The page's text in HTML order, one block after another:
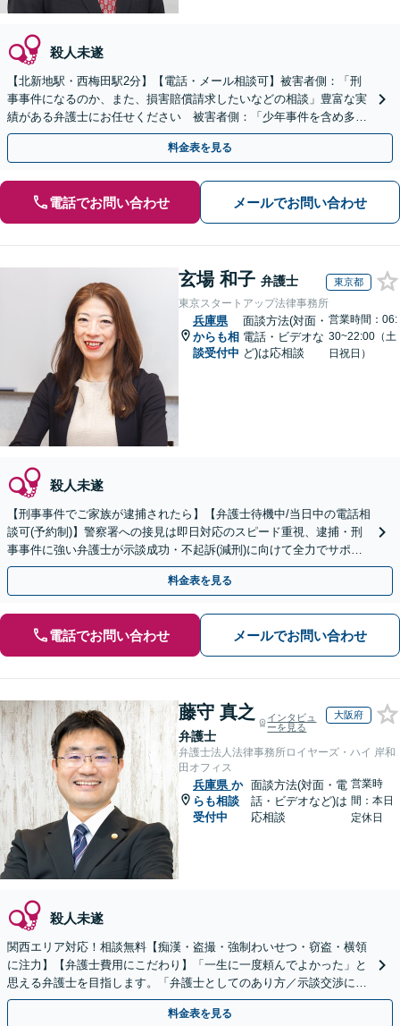
殺人未遂
【北新地駅・西梅田駅2分】【電話・メール相談可】被害者側：「刑
事事件になるのか、また、損害賠償請求したいなどの相談」豊富な実
績がある弁護士にお任せください 被害者側：「少年事件を含め多く
の事件を経験」豊富な実績が豊富な弁護士にお任せください
料金表を見る
電話でお問い合わせ メールでお問い合わせ
玄場 和子 弁護士 東京都
東京スタートアップ法律事務所
兵庫県
からも相
談受付中
面談方法(対面・
電話・ビデオな
ど)は応相談
営業時間：06:
30~22:00（土
日祝日）
殺人未遂
【刑事事件でご家族が逮捕されたら】【弁護士待機中/当日中の電話相
談可(予約制)】警察署への接見は即日対応のスピード重視、逮捕・刑
事事件に強い弁護士が示談成功・不起訴(減刑)に向けて全力でサポー
トします。【加害者側の相談専門】
料金表を見る
電話でお問い合わせ メールでお問い合わせ
藤守 真之
弁護士
インタビュ
ーを見る
大阪府
弁護士法人法律事務所ロイヤーズ・ハイ 岸和
田オフィス
兵庫県 か
らも相談
受付中
面談方法(対面・電
話・ビデオなど)は
応相談
営業時
間：本日
定休日
殺人未遂
関西エリア対応！相談無料【痴漢・盗撮・強制わいせつ・窃盗・横領
に注力】【弁護士費用にこだわり】「一生に一度頼んでよかった」と
思える弁護士を目指します。「弁護士としてのあり方／示談交渉に義
を」「弁護士費用にこだわる」依頼者に寄り添った金額設定
料金表を見る